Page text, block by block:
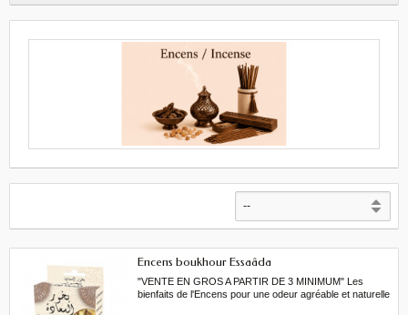
Encens boukhour Essaâda
"VENTE EN GROS A PARTIR DE 3 MINIMUM" Les
bienfaits de l'Encens pour une odeur agréable et naturelle